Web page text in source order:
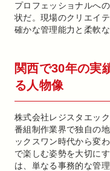
プロフェッショナルへ
状だ。現場のクリエイ
確かな管理能力と柔軟
関西で30年の実
る人物像
株式会社レジスタエッ
番組制作業界で独自の
ックスワン時代から変
で楽しむ姿勢を大切に
は、単なる事務的な管